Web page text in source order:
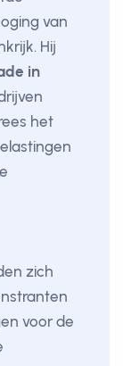
van
Hij
in
het
zich
voor de